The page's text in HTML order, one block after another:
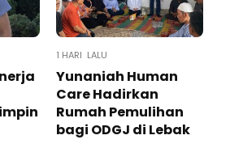
1 HARI LALU
Yunaniah Human
Care Hadirkan
Rumah Pemulihan
bagi ODGJ di Lebak